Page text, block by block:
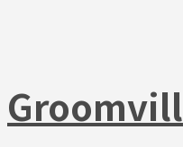
Groomvill